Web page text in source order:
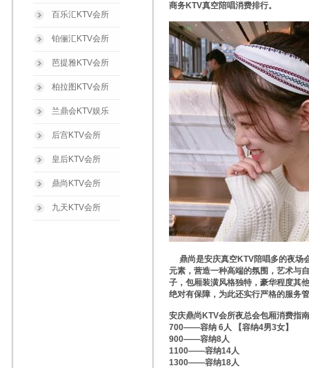
百乐汇KTV会所
铂俪汇KTV会所
芭提雅KTV会所
柏拉图KTV会所
兰鼎会KTV娱乐
后宫KTV会所
皇后KTV会所
鼎尚KTV会所
九天KTV会所
商务KTV真空陪唱消费排行。
鼎尚是安庆真空KTV陪唱多的夜场
元素，营造一种高端的氛围，艺术与
子，包厢装潢风格独特，豪华程度其
绝对有保障，为此还实行严格的服务
安庆鼎尚KTV会所夜总会包厢消费指南
700——容纳 6人 【容纳4男3女】
900——容纳8人
1100——容纳14人
1300——容纳18人